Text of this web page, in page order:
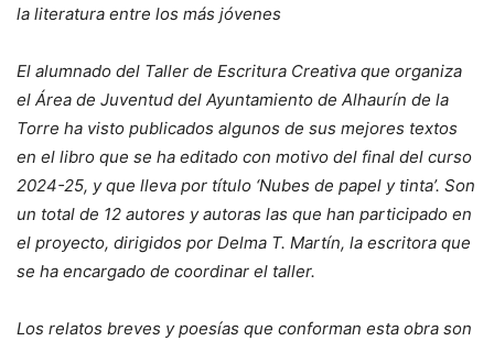
la literatura entre los más jóvenes
El alumnado del Taller de Escritura Creativa que organiza
el Área de Juventud del Ayuntamiento de Alhaurín de la
Torre ha visto publicados algunos de sus mejores textos
en el libro que se ha editado con motivo del final del curso
2024-25, y que lleva por título ‘Nubes de papel y tinta’. Son
un total de 12 autores y autoras las que han participado en
el proyecto, dirigidos por Delma T. Martín, la escritora que
se ha encargado de coordinar el taller.
Los relatos breves y poesías que conforman esta obra son